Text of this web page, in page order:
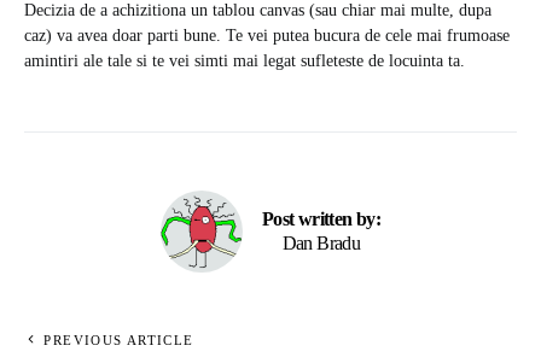
Decizia de a achizitiona un tablou canvas (sau chiar mai multe, dupa
caz) va avea doar parti bune. Te vei putea bucura de cele mai frumoase
amintiri ale tale si te vei simti mai legat sufleteste de locuinta ta.
Post written by:
Dan Bradu
PREVIOUS ARTICLE